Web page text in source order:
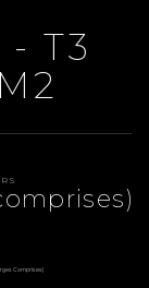
- T3
Comprises)